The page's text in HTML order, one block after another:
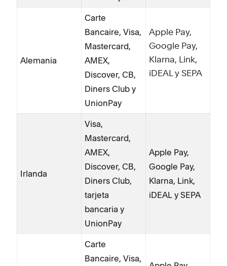
Alemania
Carte
Bancaire, Visa,
Mastercard,
AMEX,
Discover, CB,
Diners Club y
UnionPay
Apple Pay,
Google Pay,
Klarna, Link,
iDEAL y SEPA
Irlanda
Visa,
Mastercard,
AMEX,
Discover, CB,
Diners Club,
tarjeta
bancaria y
UnionPay
Apple Pay,
Google Pay,
Klarna, Link,
iDEAL y SEPA
Carte
Bancaire, Visa,